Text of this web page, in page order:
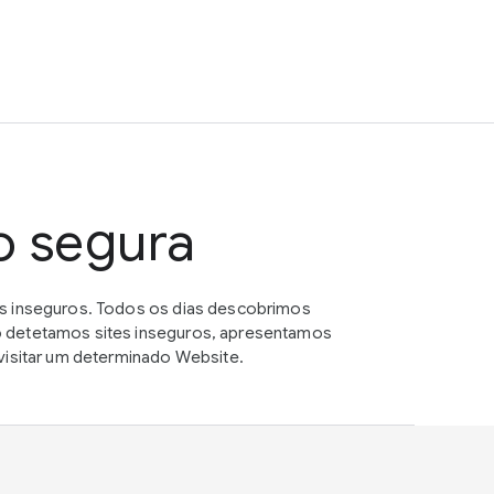
segura
inseguros. Todos os dias descobrimos
sites inseguros, apresentamos
um determinado Website.